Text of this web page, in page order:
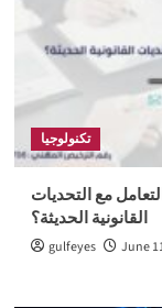
تكنولوجيا
مع التحديات
القانونية الحديثة؟
gulfeyes June